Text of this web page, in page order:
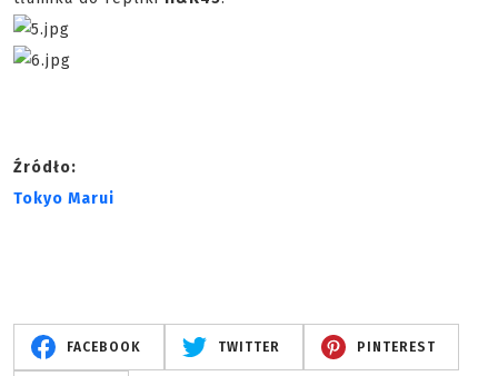
Źródło:
Tokyo Marui
FACEBOOK TWITTER PINTEREST